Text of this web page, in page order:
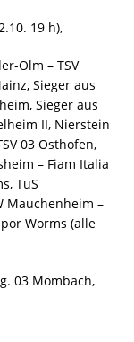
19 h),
Olm – TSV
Sieger aus
Sieger aus
II, Nierstein
03 Osthofen,
– Fiam Italia
TuS
Mauchenheim –
Worms (alle
03 Mombach,